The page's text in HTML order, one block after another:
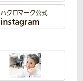
ハクロマーク公式
instagram